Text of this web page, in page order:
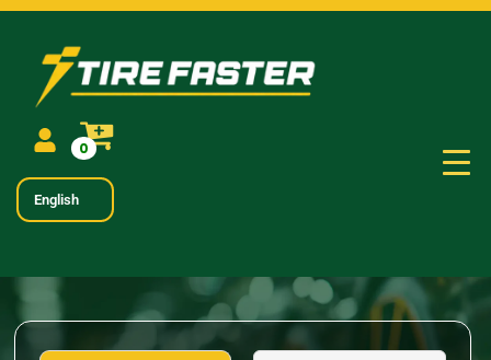
0
English